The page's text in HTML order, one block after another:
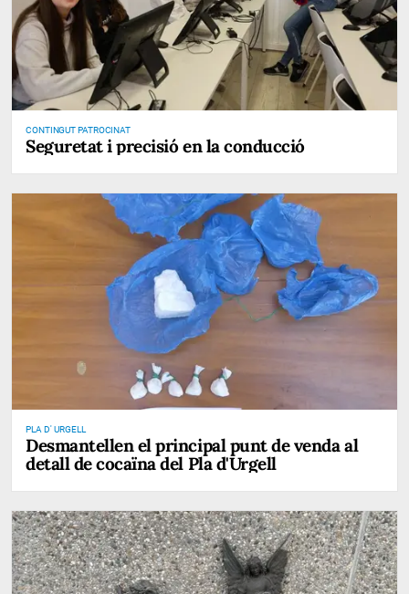
CONTINGUT PATROCINAT
Seguretat i precisió en la conducció
PLA D' URGELL
Desmantellen el principal punt de venda al
detall de cocaïna del Pla d'Urgell